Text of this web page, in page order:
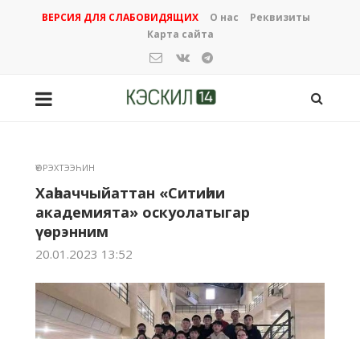
ВЕРСИЯ ДЛЯ СЛАБОВИДЯЩИХ О нас
Реквизиты
Карта сайта
ҮӨРЭХТЭЭҺИН
Хаһааччыйаттан «Ситиһии
академията» оскуолатыгар
үөрэнним
20.01.2023 13:52